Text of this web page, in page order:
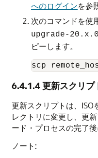
へのログインを参
次のコマンドを使
upgrade-
ピーします。
scp
6.4.1.4更新スクリプ
更新スクリプトは、ISO
レクトリに変更し、更
ード・プロセスの完了
ノート: